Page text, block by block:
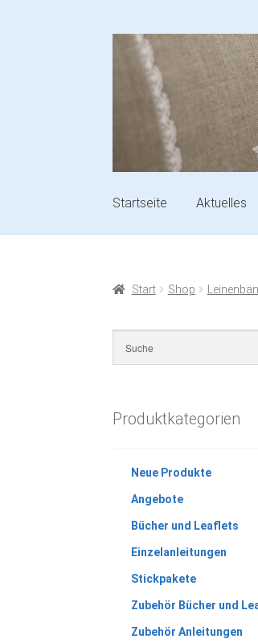
Startseite Aktuelles
Start Shop
Produktkategorien
Neue Produkte
Angebote
Bücher und Leaflets
Einzelanleitungen
Stickpakete
Zubehör Bücher und
Zubehör Anleitungen